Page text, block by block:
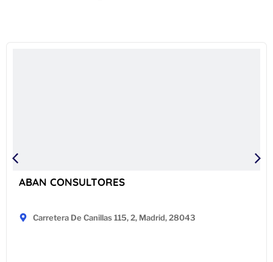
ABAN CONSULTORES
Carretera De Canillas 115, 2, Madrid, 28043